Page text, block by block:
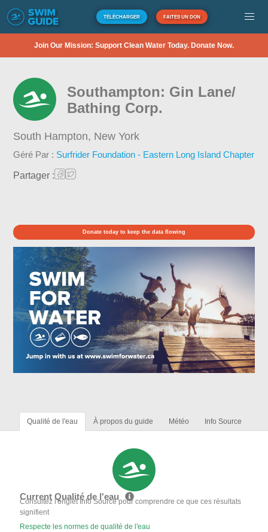
TÉLÉCHARGER FAITES UN DON
Join Our Mission: Support Clean Water Today. Donate Now.
Southampton: Gin Lane/
Bathing Corp.
South Hampton, New York
Géré Par : Surfrider Foundation - Eastern Long Island Chapter
Partager :
Donate today to keep the data flowing
Qualité de l'eau À propos du guide Météo Info Source
Current Qualité de l'eau
Consultez l'onglet Info Source pour comprendre ce que ces résultats
signifient
Respecte les normes de qualité de l'eau